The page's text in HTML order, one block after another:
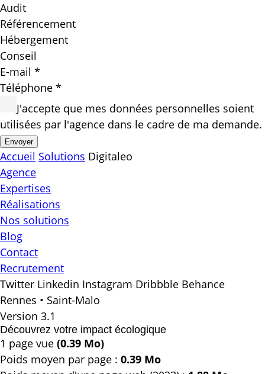
Audit
Référencement
Hébergement
Conseil
E-mail *
Téléphone *
J'accepte que mes données personnelles soient
utilisées par l'agence dans le cadre de ma demande.
Envoyer
Accueil Solutions Digitaleo
Agence
Expertises
Réalisations
Nos solutions
Blog
Contact
Recrutement
Twitter Linkedin Instagram Dribbble Behance
Rennes • Saint-Malo
Version 3.1
Découvrez votre impact écologique
1 page vue (0.39 Mo)
Poids moyen par page : 0.39 Mo